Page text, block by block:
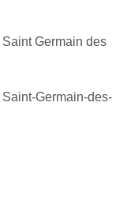
Germain des
Germain-des-